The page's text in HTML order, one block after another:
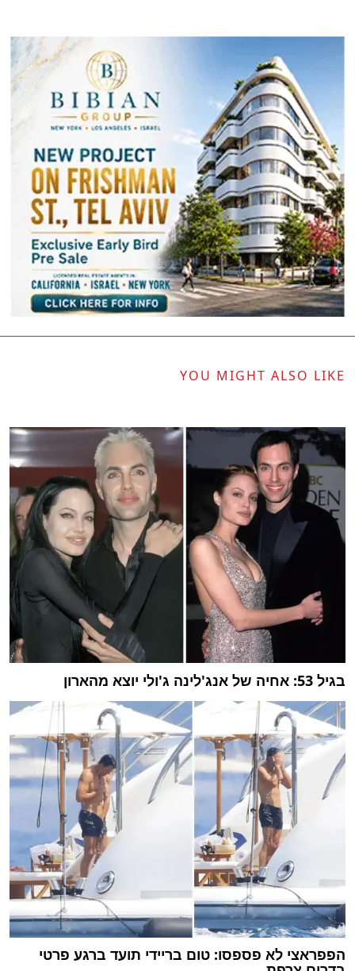
YOU MIGHT ALSO LIKE
בגיל 53: אחיה של אנג'לינה ג'ולי יוצא מהארון
הפפראצי לא פספסו: טום בריידי תועד ברגע פרטי